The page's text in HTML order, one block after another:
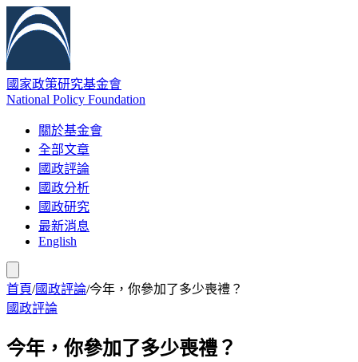
國家政策研究基金會
National Policy Foundation
關於基金會
全部文章
國政評論
國政分析
國政研究
最新消息
English
首頁/國政評論/今年，你參加了多少喪禮？
國政評論
今年，你參加了多少喪禮？